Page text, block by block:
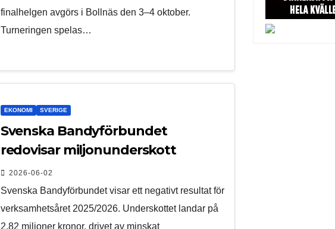
finalhelgen avgörs i Bollnäs den 3–4 oktober.
Turneringen spelas…
EKONOMI SVERIGE
Svenska Bandyförbundet
redovisar miljonunderskott
2026-06-02
Svenska Bandyförbundet visar ett negativt resultat för
verksamhetsåret 2025/2026. Underskottet landar på
2,82 miljoner kronor, drivet av minskat